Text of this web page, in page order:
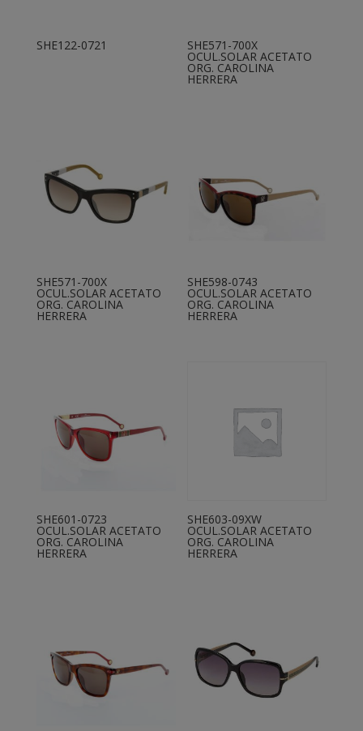
SHE122-0721 SHE571-700X
OCUL.SOLAR ACETATO
ORG. CAROLINA
HERRERA
SHE571-700X
OCUL.SOLAR ACETATO
ORG. CAROLINA
HERRERA
SHE598-0743
OCUL.SOLAR ACETATO
ORG. CAROLINA
HERRERA
SHE601-0723
OCUL.SOLAR ACETATO
ORG. CAROLINA
HERRERA
SHE603-09XW
OCUL.SOLAR ACETATO
ORG. CAROLINA
HERRERA